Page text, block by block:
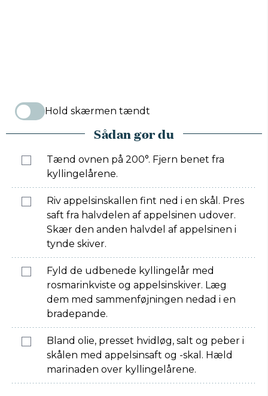
Hold skærmen tændt
Sådan gør du
Tænd ovnen på 200°. Fjern benet fra
kyllingelårene.
Riv appelsinskallen fint ned i en skål. Pres
saft fra halvdelen af appelsinen udover.
Skær den anden halvdel af appelsinen i
tynde skiver.
Fyld de udbenede kyllingelår med
rosmarinkviste og appelsinskiver. Læg
dem med sammenføjningen nedad i en
bradepande.
Bland olie, presset hvidløg, salt og peber i
skålen med appelsinsaft og -skal. Hæld
marinaden over kyllingelårene.